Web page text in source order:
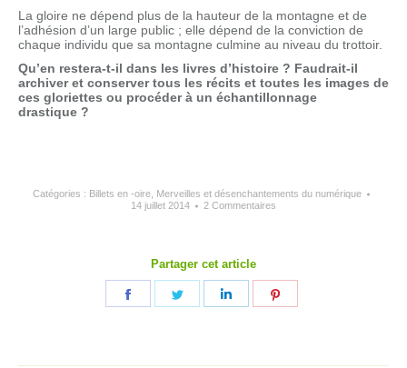
La gloire ne dépend plus de la hauteur de la montagne et de
l’adhésion d’un large public ; elle dépend de la conviction de
chaque individu que sa montagne culmine au niveau du trottoir.
Qu’en restera-t-il dans les livres d’histoire ? Faudrait-il
archiver et conserver tous les récits et toutes les images de
ces gloriettes ou procéder à un échantillonnage
drastique ?
Catégories : Billets en -oire, Merveilles et désenchantements du numérique
14 juillet 2014
2 Commentaires
Partager cet article
Partager Partager Partager